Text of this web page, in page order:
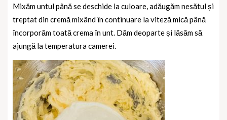
Mixăm untul până se deschide la culoare, adăugăm nesătul și
treptat din cremă mixând în continuare la viteză mică până
încorporăm toată crema în unt. Dăm deoparte și lăsăm să
ajungă la temperatura camerei.